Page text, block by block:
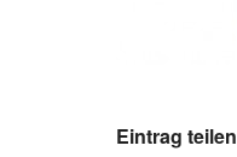
Eintrag teilen